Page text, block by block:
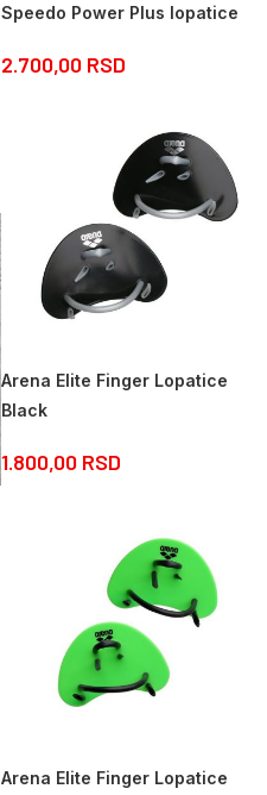
Speedo Power Plus lopatice
2.700,00 RSD
Arena Elite Finger Lopatice
Black
1.800,00 RSD
Arena Elite Finger Lopatice